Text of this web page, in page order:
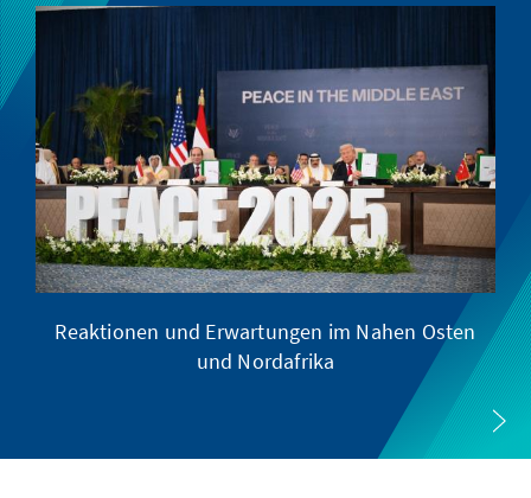
Reaktionen und Erwartungen im Nahen Osten
und Nordafrika